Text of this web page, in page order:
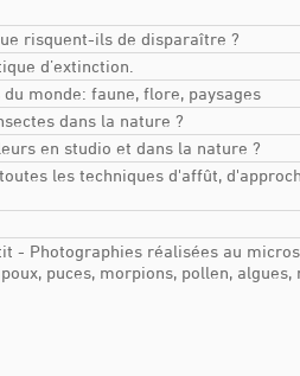
risquent-ils de disparaître ?
d’extinction.
monde: faune, flore, paysages
dans la nature ?
en studio et dans la nature ?
les techniques d'affût,
- Photographies réalisées au
puces, morpions, pollen, algues,